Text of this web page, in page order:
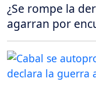
¿Se rompe la
agarran por